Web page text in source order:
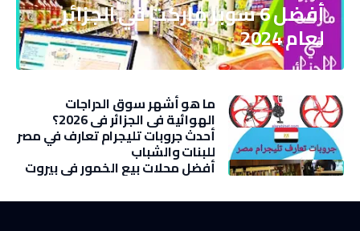
أفضل 6 سوبر ماركت في الجزائر
لعام 2024
ما هو أشهر سوق الدراجات
الهوائية في الجزائر في 2026؟
أحدث جروبات تليجرام تعارف في مصر
للبنات والشباب
أفضل محلات بيع الخمور في بيروت